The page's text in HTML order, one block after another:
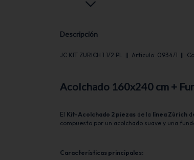
Descripción
JC KIT ZURICH 1 1/2 PL || Articulo: 0934/1 ||
Acolchado 160x240 cm +
El Kit-Acolchado 2 piezas de la línea Zúrich
compuesto por un acolchado suave y una
Características principales: